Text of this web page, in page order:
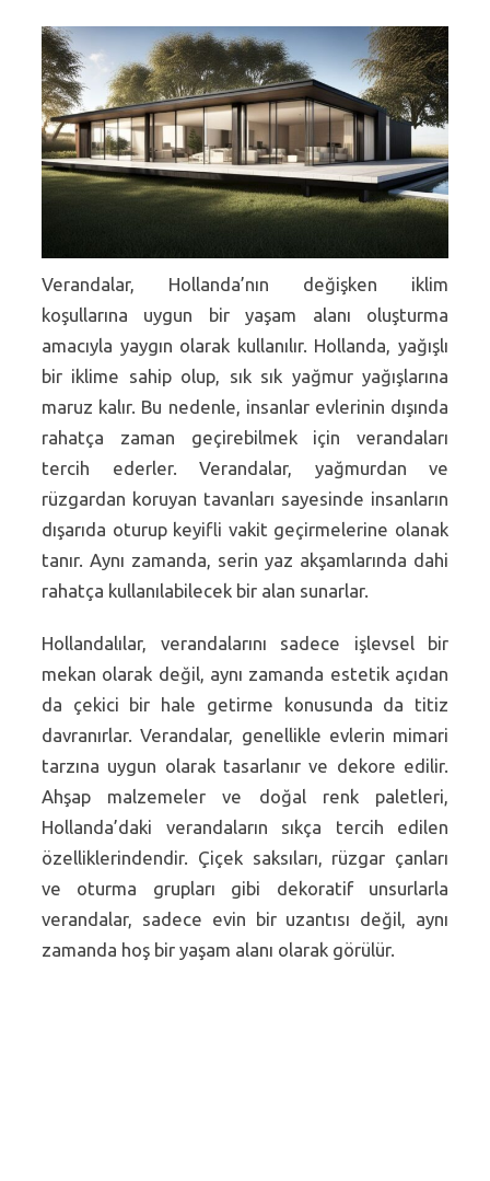
Verandalar, Hollanda’nın değişken iklim
koşullarına uygun bir yaşam alanı oluşturma
amacıyla yaygın olarak kullanılır. Hollanda, yağışlı
bir iklime sahip olup, sık sık yağmur yağışlarına
maruz kalır. Bu nedenle, insanlar evlerinin dışında
rahatça zaman geçirebilmek için verandaları
tercih ederler. Verandalar, yağmurdan ve
rüzgardan koruyan tavanları sayesinde insanların
dışarıda oturup keyifli vakit geçirmelerine olanak
tanır. Aynı zamanda, serin yaz akşamlarında dahi
rahatça kullanılabilecek bir alan sunarlar.
Hollandalılar, verandalarını sadece işlevsel bir
mekan olarak değil, aynı zamanda estetik açıdan
da çekici bir hale getirme konusunda da titiz
davranırlar. Verandalar, genellikle evlerin mimari
tarzına uygun olarak tasarlanır ve dekore edilir.
Ahşap malzemeler ve doğal renk paletleri,
Hollanda’daki verandaların sıkça tercih edilen
özelliklerindendir. Çiçek saksıları, rüzgar çanları
ve oturma grupları gibi dekoratif unsurlarla
verandalar, sadece evin bir uzantısı değil, aynı
zamanda hoş bir yaşam alanı olarak görülür.